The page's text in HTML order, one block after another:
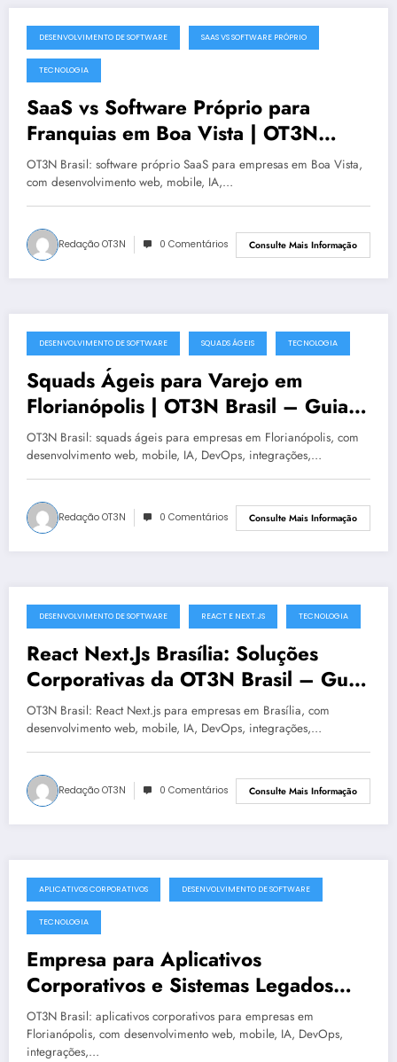
julho 19, 2025
DESENVOLVIMENTO DE SOFTWARE SAAS VS SOFTWARE PRÓPRIO
TECNOLOGIA
SaaS vs Software Próprio para
Franquias em Boa Vista | OT3N
Brasil – Guia 1481
OT3N Brasil: software próprio SaaS para empresas em Boa Vista,
com desenvolvimento web, mobile, IA,…
Redação OT3N 0 Comentários Consulte Mais Informação
julho 19, 2025
DESENVOLVIMENTO DE SOFTWARE SQUADS ÁGEIS TECNOLOGIA
Squads Ágeis para Varejo em
Florianópolis | OT3N Brasil – Guia
0991
OT3N Brasil: squads ágeis para empresas em Florianópolis, com
desenvolvimento web, mobile, IA, DevOps, integrações,…
Redação OT3N 0 Comentários Consulte Mais Informação
julho 19, 2025
DESENVOLVIMENTO DE SOFTWARE REACT E NEXT.JS TECNOLOGIA
React Next.Js Brasília: Soluções
Corporativas da OT3N Brasil – Guia
1568
OT3N Brasil: React Next.js para empresas em Brasília, com
desenvolvimento web, mobile, IA, DevOps, integrações,…
Redação OT3N 0 Comentários Consulte Mais Informação
julho 19, 2025
APLICATIVOS CORPORATIVOS DESENVOLVIMENTO DE SOFTWARE
TECNOLOGIA
Empresa para Aplicativos
Corporativos e Sistemas Legados
Instáveis em Florianópolis | OT3N
Brasil – Guia 1439
OT3N Brasil: aplicativos corporativos para empresas em
Florianópolis, com desenvolvimento web, mobile, IA, DevOps,
integrações,…